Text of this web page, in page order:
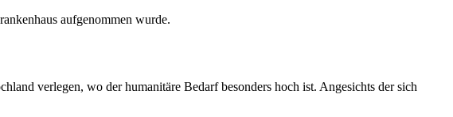
aufgenommen wurde.
verlegen, wo der humanitäre Bedarf besonders hoch ist. Angesichts der sich